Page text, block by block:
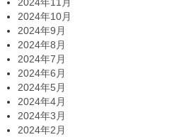
2024年11月
2024年10月
2024年9月
2024年8月
2024年7月
2024年6月
2024年5月
2024年4月
2024年3月
2024年2月